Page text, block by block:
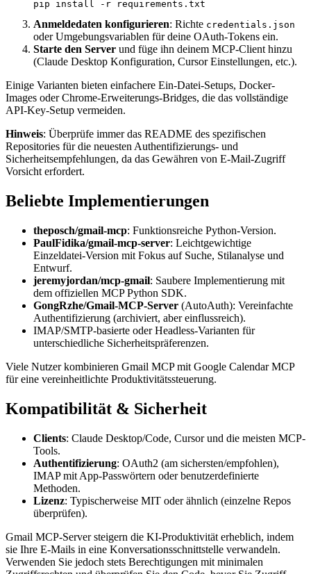
Anmeldedaten konfigurieren: Richte credentials.json
oder Umgebungsvariablen für deine OAuth-Tokens ein.
Starte den Server und füge ihn deinem MCP-Client hinzu
(Claude Desktop Konfiguration, Cursor Einstellungen, etc.).
Einige Varianten bieten einfachere Ein-Datei-Setups, Docker-
Images oder Chrome-Erweiterungs-Bridges, die das vollständige
API-Key-Setup vermeiden.
Hinweis: Überprüfe immer das README des spezifischen
Repositories für die neuesten Authentifizierungs- und
Sicherheitsempfehlungen, da das Gewähren von E-Mail-Zugriff
Vorsicht erfordert.
Beliebte Implementierungen
theposch/gmail-mcp: Funktionsreiche Python-Version.
PaulFidika/gmail-mcp-server: Leichtgewichtige
Einzeldatei-Version mit Fokus auf Suche, Stilanalyse und
Entwurf.
jeremyjordan/mcp-gmail: Saubere Implementierung mit
dem offiziellen MCP Python SDK.
GongRzhe/Gmail-MCP-Server (AutoAuth): Vereinfachte
Authentifizierung (archiviert, aber einflussreich).
IMAP/SMTP-basierte oder Headless-Varianten für
unterschiedliche Sicherheitspräferenzen.
Viele Nutzer kombinieren Gmail MCP mit Google Calendar MCP
für eine vereinheitlichte Produktivitätssteuerung.
Kompatibilität & Sicherheit
Clients: Claude Desktop/Code, Cursor und die meisten MCP-
Tools.
Authentifizierung: OAuth2 (am sichersten/empfohlen),
IMAP mit App-Passwörtern oder benutzerdefinierte
Methoden.
Lizenz: Typischerweise MIT oder ähnlich (einzelne Repos
überprüfen).
Gmail MCP-Server steigern die KI-Produktivität erheblich, indem
sie Ihre E-Mails in eine Konversationsschnittstelle verwandeln.
Verwenden Sie jedoch stets Berechtigungen mit minimalen